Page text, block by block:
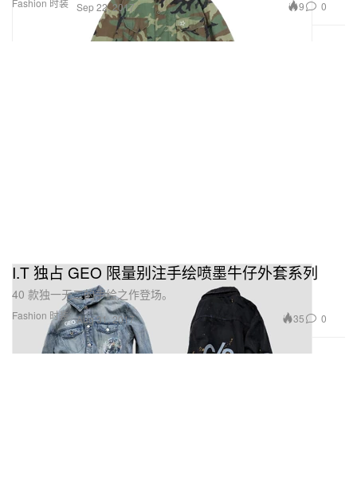
Fashion 时装 Sep 22, 2017 9 0
Fashion 时装
I.T 独占 GEO 限量别注手绘喷墨牛仔外套系列
40 款独一无二的手绘之作登场。
Aug 31, 2017 35 0